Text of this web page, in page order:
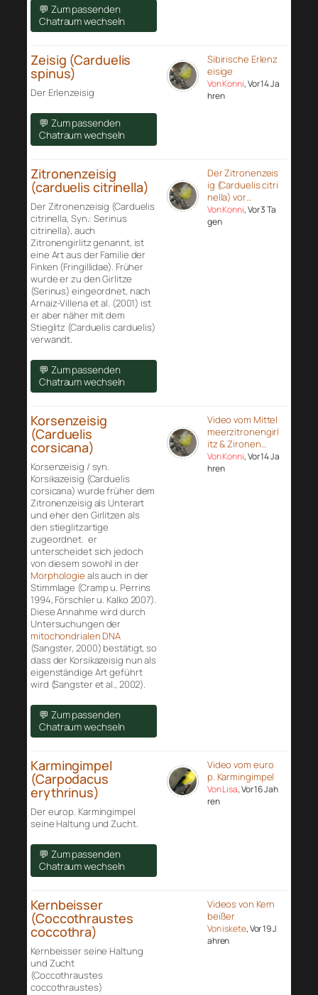
💬 Zum passenden
Chatraum wechseln
Zeisig (Carduelis
spinus)
Der Erlenzeisig
💬 Zum passenden
Chatraum wechseln
Sibirische Erlenz
eisige
Von Konni, Vor 14 Ja
hren
Zitronenzeisig
(carduelis citrinella)
Der Zitronenzeisig (Carduelis
citrinella, Syn.: Serinus
citrinella), auch
Zitronengirlitz genannt, ist
eine Art aus der Familie der
Finken (Fringillidae). Früher
wurde er zu den Girlitze
(Serinus) eingeordnet, nach
Arnaiz-Villena et al. (2001) ist
er aber näher mit dem
Stieglitz (Carduelis carduelis)
verwandt.
💬 Zum passenden
Chatraum wechseln
Der Zitronenzeis
ig (Carduelis citri
nella) vor…
Von Konni, Vor 3 Ta
gen
Korsenzeisig
(Carduelis
corsicana)
Korsenzeisig / syn.
Korsikazeisig (Carduelis
corsicana) wurde früher dem
Zitronenzeisig als Unterart
und eher den Girlitzen als
den stieglitzartige
zugeordnet. er
unterscheidet sich jedoch
von diesem sowohl in der
Morphologie als auch in der
Stimmlage (Cramp u. Perrins
1994, Förschler u. Kalko 2007).
Diese Annahme wird durch
Untersuchungen der
mitochondrialen DNA
(Sangster, 2000) bestätigt, so
dass der Korsikazeisig nun als
eigenständige Art geführt
wird (Sangster et al., 2002).
💬 Zum passenden
Chatraum wechseln
Video vom Mittel
meerzitronengirl
itz & Zironen…
Von Konni, Vor 14 Ja
hren
Karmingimpel
(Carpodacus
erythrinus)
Der europ. Karmingimpel
seine Haltung und Zucht.
💬 Zum passenden
Chatraum wechseln
Video vom euro
p. Karmingimpel
Von Lisa, Vor 16 Jah
ren
Kernbeisser
(Coccothraustes
coccothra)
Kernbeisser seine Haltung
und Zucht
(Coccothraustes
coccothraustes)
Videos von Kern
beißer
Von iskete, Vor 19 J
ahren